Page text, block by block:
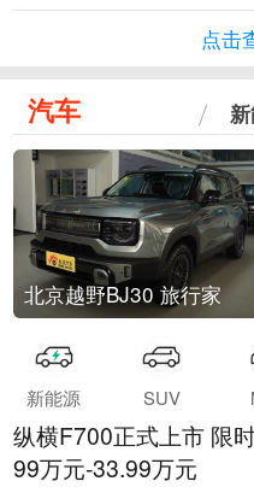
点击
汽车
北京越野BJ30 旅行家
新能源 SUV
纵横F700正式上市 限
99万元-33.99万元